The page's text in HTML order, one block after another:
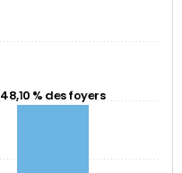
48,10 % des foyers